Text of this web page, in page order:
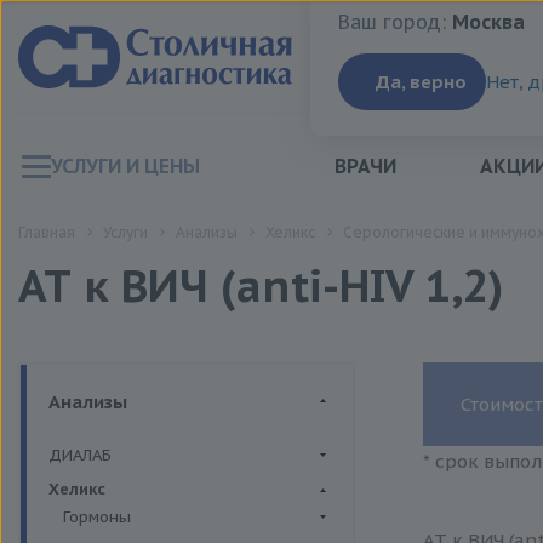
Ваш город:Москва
Ваш город: Москва
Да, верно Нет,
УСЛУГИ И ЦЕНЫ ВРАЧИ
АТ к ВИЧ (anti-HIV 1,2)
Анализы
ДИАЛАБ
Биохимия крови
Хеликс
Гормоны
* срок